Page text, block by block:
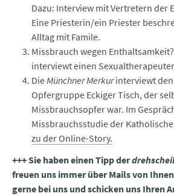
Dazu: Interview mit Vertretern der
Eine Priesterin/ein Priester
Alltag mit Famile.
Missbrauch wegen
interviewt einen
DieMünchner Merkurinterviewt
Opfergruppe Eckiger Tisch, der
Missbrauchsopfer war. Im
Missbrauchsstudie der
zu der Online-Story.
+++ Sie haben einen Tipp der
freuen uns immer über Mails von
gerne bei uns und schicken uns Ihren